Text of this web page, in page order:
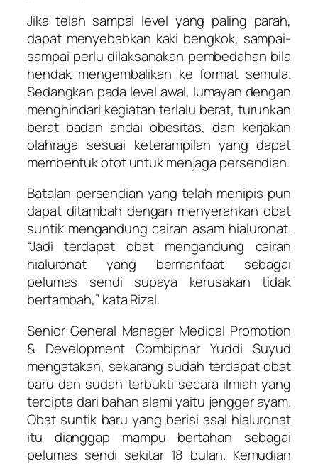
Jika telah sampai level yang paling parah,
dapat menyebabkan kaki bengkok, sampai-
sampai perlu dilaksanakan pembedahan bila
hendak mengembalikan ke format semula.
Sedangkan pada level awal, lumayan dengan
menghindari kegiatan terlalu berat, turunkan
berat badan andai obesitas, dan kerjakan
olahraga sesuai keterampilan yang dapat
membentuk otot untuk menjaga persendian.
Batalan persendian yang telah menipis pun
dapat ditambah dengan menyerahkan obat
suntik mengandung cairan asam hialuronat.
“Jadi terdapat obat mengandung cairan
hialuronat yang bermanfaat sebagai
pelumas sendi supaya kerusakan tidak
bertambah,” kata Rizal.
Senior General Manager Medical Promotion
& Development Combiphar Yuddi Suyud
mengatakan, sekarang sudah terdapat obat
baru dan sudah terbukti secara ilmiah yang
tercipta dari bahan alami yaitu jengger ayam.
Obat suntik baru yang berisi asal hialuronat
itu dianggap mampu bertahan sebagai
pelumas sendi sekitar 18 bulan. Kemudian